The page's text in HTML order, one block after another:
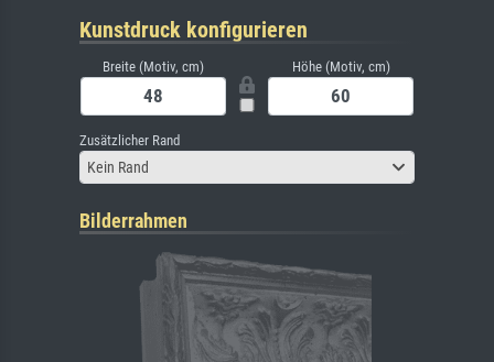
Kunstdruck konfigurieren
Breite (Motiv, cm) Höhe (Motiv, cm)
Zusätzlicher Rand
Kein Rand
Bilderrahmen